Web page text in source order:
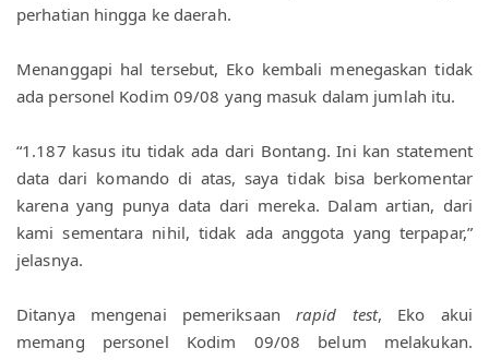
perhatian hingga ke daerah.
Menanggapi hal tersebut, Eko kembali menegaskan tidak
ada personel Kodim 09/08 yang masuk dalam jumlah itu.
“1.187 kasus itu tidak ada dari Bontang. Ini kan statement
data dari komando di atas, saya tidak bisa berkomentar
karena yang punya data dari mereka. Dalam artian, dari
kami sementara nihil, tidak ada anggota yang terpapar,”
jelasnya.
Ditanya mengenai pemeriksaan rapid test, Eko akui
memang personel Kodim 09/08 belum melakukan.